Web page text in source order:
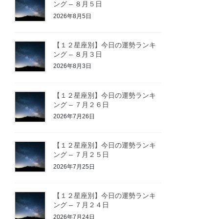
ング – ８月５日
2026年8月5日
【１２星座別】今日の運勢ランキ
ング – ８月３日
2026年8月3日
【１２星座別】今日の運勢ランキ
ング – ７月２６日
2026年7月26日
【１２星座別】今日の運勢ランキ
ング – ７月２５日
2026年7月25日
【１２星座別】今日の運勢ランキ
ング – ７月２４日
2026年7月24日